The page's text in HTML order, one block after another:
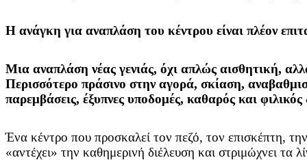
Η ανάγκη για αναπλάση του κέντρου είναι πλέον
Μια αναπλάση νέας γενιάς, όχι απλώς αισθητική,
Περισσότερο πράσινο στην αγορά, σκίαση,
παρεμβάσεις, έξυπνες υποδομές, καθαρός και
Ένα κέντρο που προσκαλεί τον πεζό, τον επισκέπτη,
«αντέχει» την καθημερινή διέλευση και στριμώχνει τα